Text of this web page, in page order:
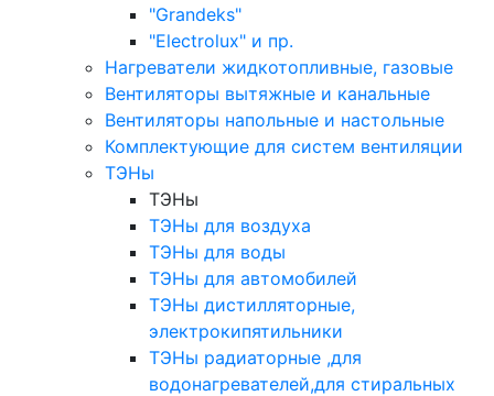
"Grandeks"
"Electrolux" и пр.
Нагреватели жидкотопливные, газовые
Вентиляторы вытяжные и канальные
Вентиляторы напольные и настольные
Комплектующие для систем вентиляции
ТЭНы
ТЭНы
ТЭНы для воздуха
ТЭНы для воды
ТЭНы для автомобилей
ТЭНы дистилляторные,
электрокипятильники
ТЭНы радиаторные ,для
водонагревателей,для стиральных